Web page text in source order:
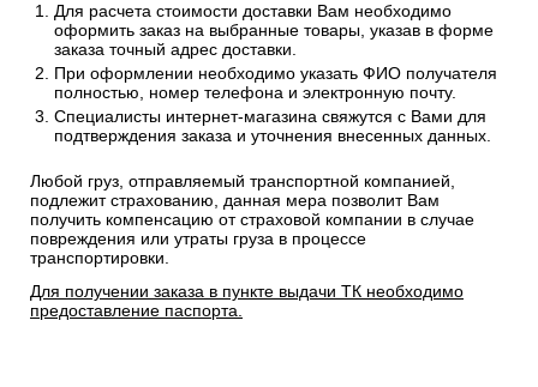
Для расчета стоимости доставки Вам необходимо
оформить заказ на выбранные товары, указав в форме
заказа точный адрес доставки.
При оформлении необходимо указать ФИО получателя
полностью, номер телефона и электронную почту.
Специалисты интернет-магазина свяжутся с Вами для
подтверждения заказа и уточнения внесенных данных.
Любой груз, отправляемый транспортной компанией,
подлежит страхованию, данная мера позволит Вам
получить компенсацию от страховой компании в случае
повреждения или утраты груза в процессе
транспортировки.
Для получении заказа в пункте выдачи ТК необходимо
предоставление паспорта.